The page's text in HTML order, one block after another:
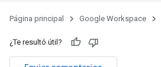
Página principal Google Workspace
¿Te resultó útil?